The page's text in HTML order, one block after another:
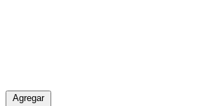
Agregar